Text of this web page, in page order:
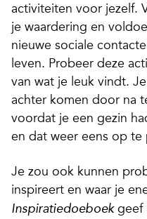
activiteiten voor jezelf.
je waardering en
nieuwe sociale
leven. Probeer deze
van wat je leuk vindt.
achter komen door na
voordat je een gezin
en dat weer eens op
Je zou ook kunnen
inspireert en waar je
Inspiratiedoeboekgeef